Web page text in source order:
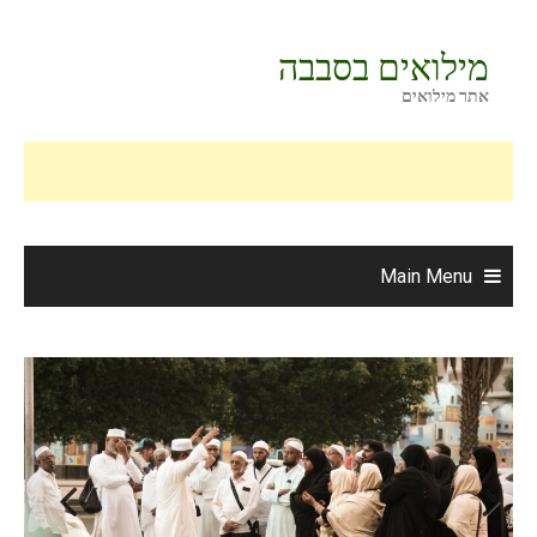
contentמילואים בסבבה
אתר מילואים
Main Menu